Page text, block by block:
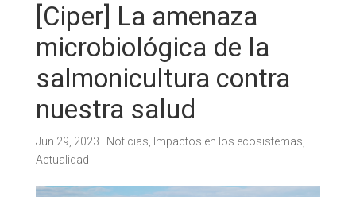
[Ciper] La amenaza
microbiológica de la
salmonicultura contra
nuestra salud
Jun 29, 2023 Noticias Impactos en los ecosistemas
Actualidad